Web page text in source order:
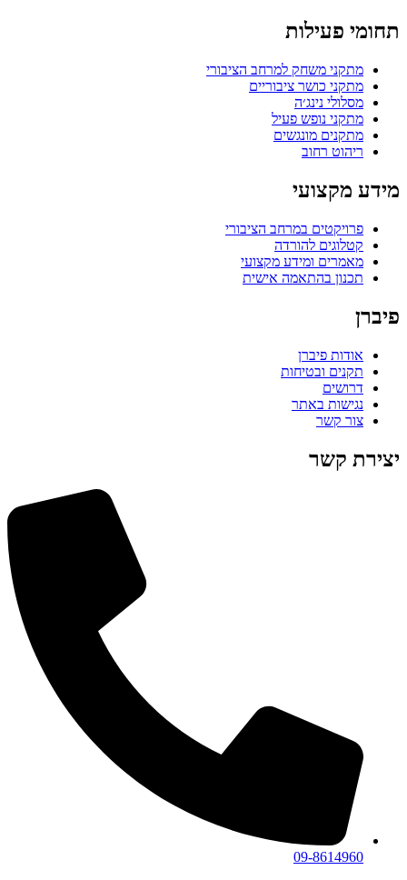
תחומי פעילות
מתקני משחק למרחב הציבורי
מתקני כושר ציבוריים
מסלולי נינג׳ה
מתקני נופש פעיל
מתקנים מונגשים
ריהוט רחוב
מידע מקצועי
פרויקטים במרחב הציבורי
קטלוגים להורדה
מאמרים ומידע מקצועי
תכנון בהתאמה אישית
פיברן
אודות פיברן
תקנים ובטיחות
דרושים
נגישות באתר
צור קשר
יצירת קשר
09-8614960